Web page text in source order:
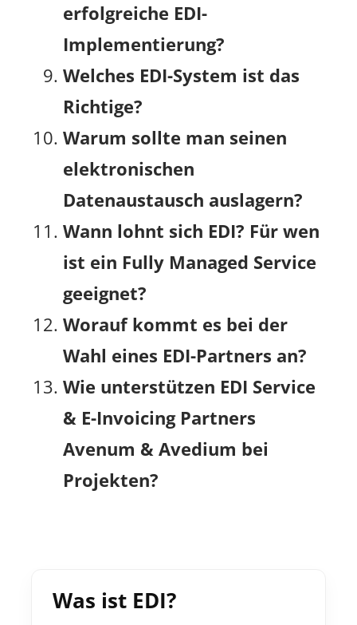
erfolgreiche EDI-
Implementierung?
Welches EDI-System ist das
Richtige?
Warum sollte man seinen
elektronischen
Datenaustausch auslagern?
Wann lohnt sich EDI? Für wen
ist ein Fully Managed Service
geeignet?
Worauf kommt es bei der
Wahl eines EDI-Partners an?
Wie unterstützen EDI Service
& E-Invoicing Partners
Avenum & Avedium bei
Projekten?
Was ist EDI?